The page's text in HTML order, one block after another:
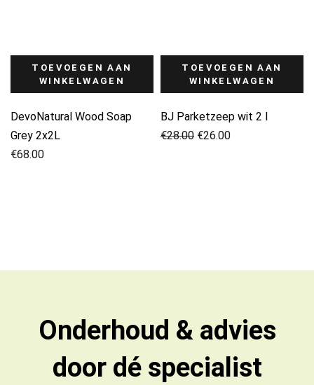
TOEVOEGEN AAN
WINKELWAGEN
DevoNatural Wood Soap
Grey 2x2L
€68.00
TOEVOEGEN AAN
WINKELWAGEN
BJ Parketzeep wit 2 l
€28.00
Oorspronkelijke
€26.00
Huidige
Onderhoud & advies
door dé specialist